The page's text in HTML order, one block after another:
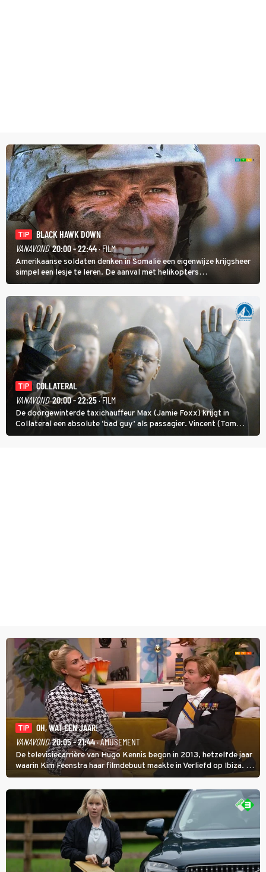
TIP
BLACK HAWK DOWN
VANAVOND 20:00 - 22:44· FILM
Amerikaanse soldaten denken in Somalië een eigenwijze krijgsheer
simpel een lesje te leren. De aanval met helikopters
verloopt in Black Hawk down dramatisch.
TIP
COLLATERAL
VANAVOND 20:00 - 22:25· FILM
De doorgewinterde taxichauffeur Max (Jamie Foxx) krijgt in
Collateral een absolute ‘bad guy’ als passagier. Vincent (Tom
Cruise) heeft hem nodig om hem de stad door te loodsen om een
TIP
OH, WAT EEN JAAR!
VANAVOND 20:05 - 21:44· AMUSEMENT
De televisiecarrière van Hugo Kennis begon in 2013, hetzelfde jaar
waarin Kim Feenstra haar filmdebuut maakte in Verliefd op Ibiza. In
Oh, Wat een Jaar! wordt duidelijk wat ze nog meer weten van het
jaar waarin ze allebei eindtwintigers waren.